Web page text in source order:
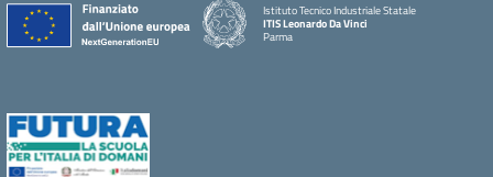
Istituto Tecnico Industriale Statale
ITIS Leonardo Da Vinci
Parma